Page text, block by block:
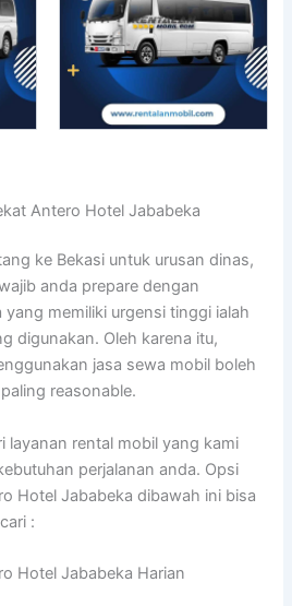
Antero Hotel Jababeka
ke Bekasi untuk urusan dinas,
anda prepare dengan
yang memiliki urgensi tinggi ialah
digunakan. Oleh karena itu,
jasa sewa mobil boleh
reasonable.
layanan rental mobil yang kami
perjalanan anda. Opsi
Hotel Jababeka dibawah ini bisa
:
Hotel Jababeka Harian